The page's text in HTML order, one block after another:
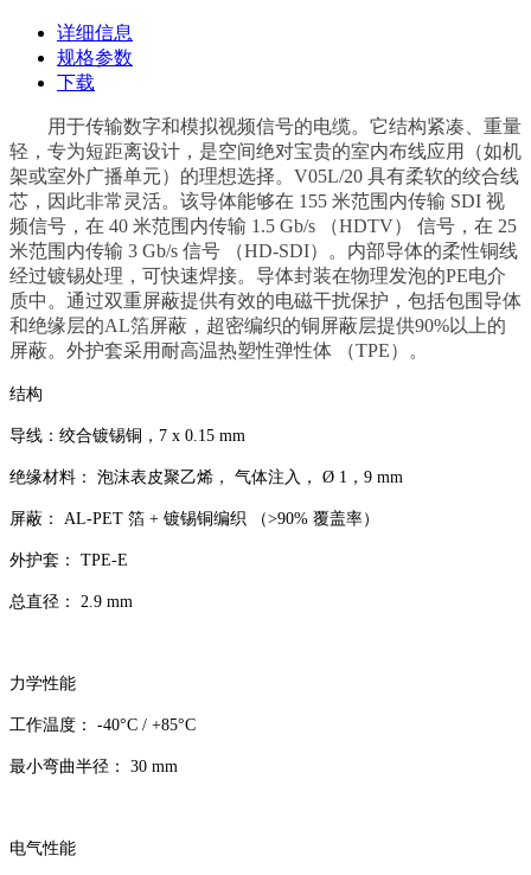
详细信息
规格参数
下载
用于传输数字和模拟视频信号的电缆。它结构紧凑、重量
轻，专为短距离设计，是空间绝对宝贵的室内布线应用（如机
架或室外广播单元）的理想选择。V05L/20 具有柔软的绞合线
芯，因此非常灵活。该导体能够在 155 米范围内传输 SDI 视
频信号，在 40 米范围内传输 1.5 Gb/s （HDTV） 信号，在 25
米范围内传输 3 Gb/s 信号 （HD-SDI）。内部导体的柔性铜线
经过镀锡处理，可快速焊接。导体封装在物理发泡的PE电介
质中。通过双重屏蔽提供有效的电磁干扰保护，包括包围导体
和绝缘层的AL箔屏蔽，超密编织的铜屏蔽层提供90%以上的
屏蔽。外护套采用耐高温热塑性弹性体 （TPE）。
结构
导线：绞合镀锡铜，7 x 0.15 mm
绝缘材料： 泡沫表皮聚乙烯， 气体注入， Ø 1，9 mm
屏蔽： AL-PET 箔 + 镀锡铜编织 （>90% 覆盖率）
外护套： TPE-E
总直径： 2.9 mm
力学性能
工作温度： -40°C / +85°C
最小弯曲半径： 30 mm
电气性能